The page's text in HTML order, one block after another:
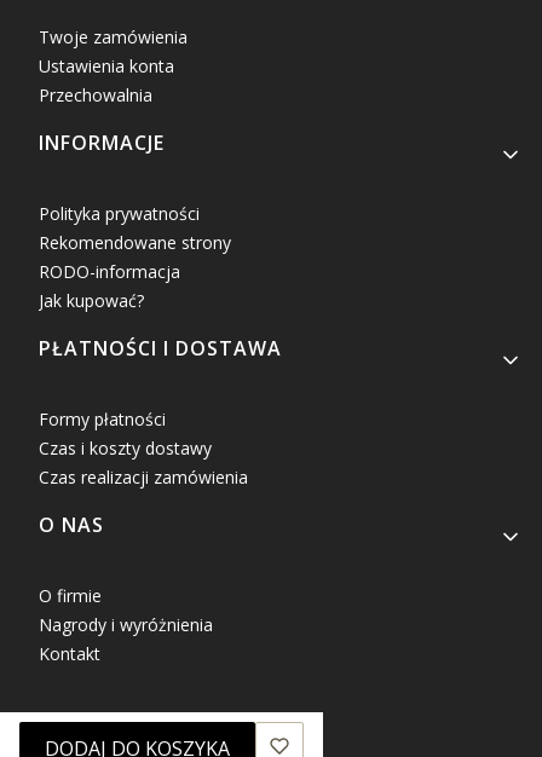
Twoje zamówienia
Ustawienia konta
Przechowalnia
INFORMACJE
Polityka prywatności
Rekomendowane strony
RODO-informacja
Jak kupować?
PŁATNOŚCI I DOSTAWA
Formy płatności
Czas i koszty dostawy
Czas realizacji zamówienia
O NAS
O firmie
Nagrody i wyróżnienia
Kontakt
DODAJ DO KOSZYKA